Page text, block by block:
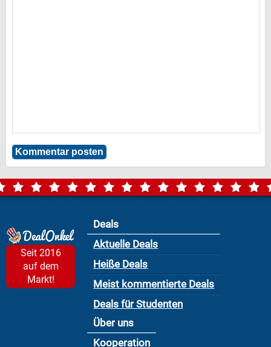
Seit 2016
auf dem
Markt!
Deals
Aktuelle Deals
Heiße Deals
Meist kommentierte Deals
Deals für Studenten
Über uns
Kooperation